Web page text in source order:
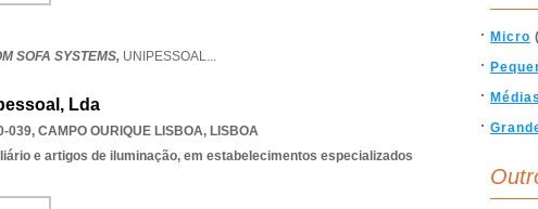
SOFA SYSTEMS, UNIPESSOAL...
Lda
039, CAMPO OURIQUE LISBOA, LISBOA
e artigos de iluminação, em estabelecimentos especializados
Micro